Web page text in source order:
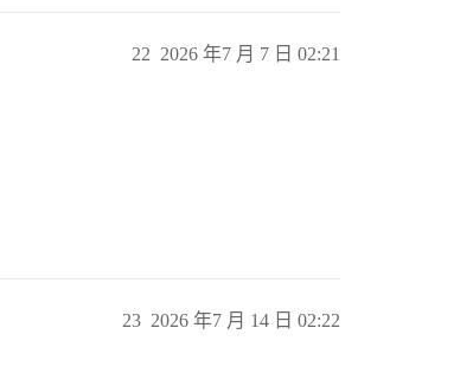
2026 年7 月 7 日 02:21
22
2026 年7 月 14 日 02:22
23